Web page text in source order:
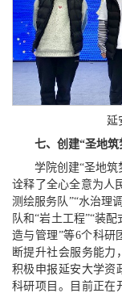
延
七、创建“圣地
学院创建“圣地筑
诠释了全心全意为人
测绘服务队”“水治理
队和“岩土工程”“装
造与管理”等6个科研
断提升社会服务能力
积极申报延安大学资
科研项目。目前正在